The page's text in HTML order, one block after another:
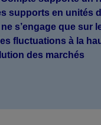
supports en unités
s’engage que sur
fluctuations à la
des marchés